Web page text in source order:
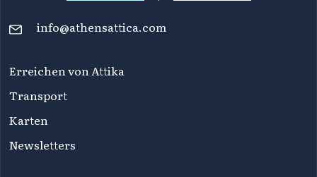
info@athensattica.com
Erreichen von Attika
Transport
Karten
Newsletters